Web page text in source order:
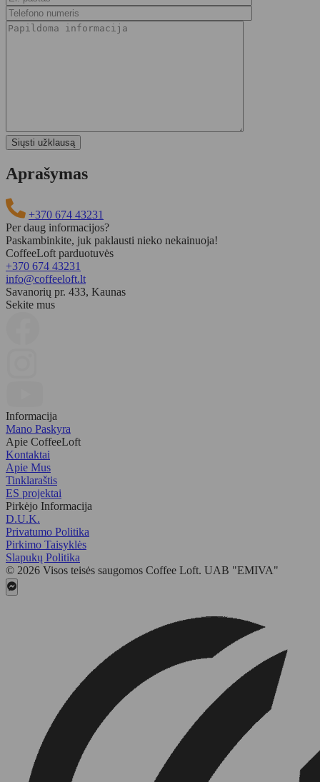
Aprašymas
+370 674 43231
Per daug informacijos?
Paskambinkite, juk paklausti nieko nekainuoja!
CoffeeLoft parduotuvės
+370 674 43231
info@coffeeloft.lt
Savanorių pr. 433, Kaunas
Sekite mus
Informacija
Mano Paskyra
Apie CoffeeLoft
Kontaktai
Apie Mus
Tinklaraštis
ES projektai
Pirkėjo Informacija
D.U.K.
Privatumo Politika
Pirkimo Taisyklės
Slapukų Politika
© 2026 Visos teisės saugomos Coffee Loft. UAB "EMIVA"